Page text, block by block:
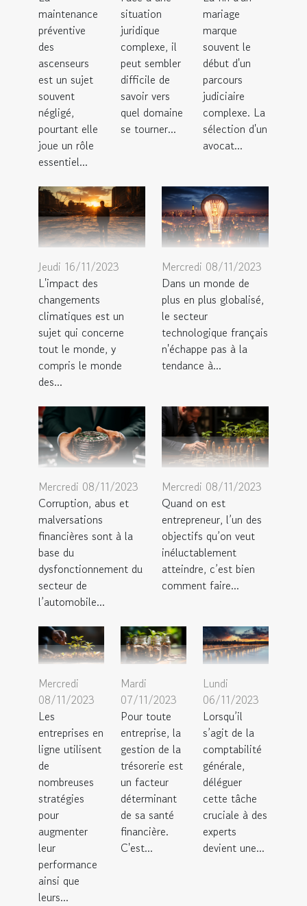
maintenance
préventive
des
ascenseurs
est un sujet
souvent
négligé,
pourtant elle
joue un rôle
essentiel...
situation
juridique
complexe, il
peut sembler
difficile de
savoir vers
quel domaine
se tourner...
mariage
marque
souvent le
début d'un
parcours
judiciaire
complexe. La
sélection d'un
avocat...
Jeudi 16/11/2023
L'impact des
changements
climatiques est un
sujet qui concerne
tout le monde, y
compris le monde
des...
Mercredi 08/11/2023
Dans un monde de
plus en plus globalisé,
le secteur
technologique français
n'échappe pas à la
tendance à...
Mercredi 08/11/2023
Corruption, abus et
malversations
financières sont à la
base du
dysfonctionnement du
secteur de
l’automobile...
Mercredi 08/11/2023
Quand on est
entrepreneur, l’un des
objectifs qu’on veut
inéluctablement
atteindre, c’est bien
comment faire...
Mercredi
08/11/2023
Les
entreprises en
ligne utilisent
de
nombreuses
stratégies
pour
augmenter
leur
performance
ainsi que
leurs...
Mardi
07/11/2023
Pour toute
entreprise, la
gestion de la
trésorerie est
un facteur
déterminant
de sa santé
financière.
C'est...
Lundi
06/11/2023
Lorsqu’il
s’agit de la
comptabilité
générale,
déléguer
cette tâche
cruciale à des
experts
devient une...